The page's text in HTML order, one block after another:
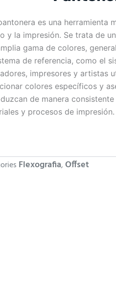
es una herramienta
y la impresión. Se trata de
gama de colores,
de referencia, como el
impresores y artistas
colores específicos y
de manera
y procesos de impresión.
Flexografia,Offset